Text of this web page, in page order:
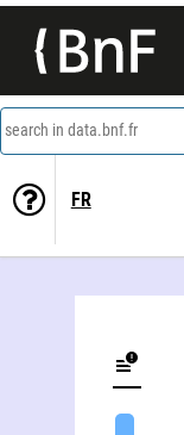
search in data.bnf.fr
FR